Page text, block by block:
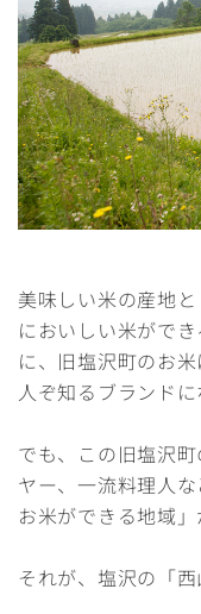
美味しい米の産地
においしい米がで
に、旧塩沢町のお
人ぞ知るブランドに
でも、この旧塩沢
ヤー、一流料理人
お米ができる地域」
それが、塩沢の「